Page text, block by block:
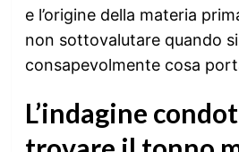
e l’origine della materia
non sottovalutare quando
consapevolmente cosa
L’indagine